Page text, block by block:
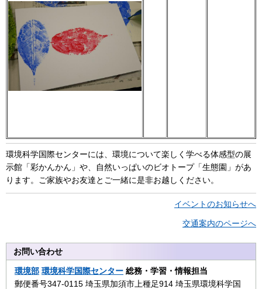
環境科学国際センターには、環境について楽しく学べる体感型の展
示館「彩かんかん」や、自然いっぱいのビオトープ「生態園」があ
ります。ご家族やお友達とご一緒に是非お越しください。
イベントのお知らせへ
交通案内のページへ
お問い合わせ
環境部 環境科学国際センター 総務・学習・情報担当
郵便番号347-0115 埼玉県加須市上種足914 埼玉県環境科学国